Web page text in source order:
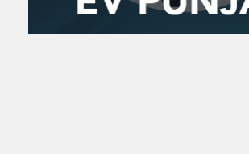
Najave i noviteti